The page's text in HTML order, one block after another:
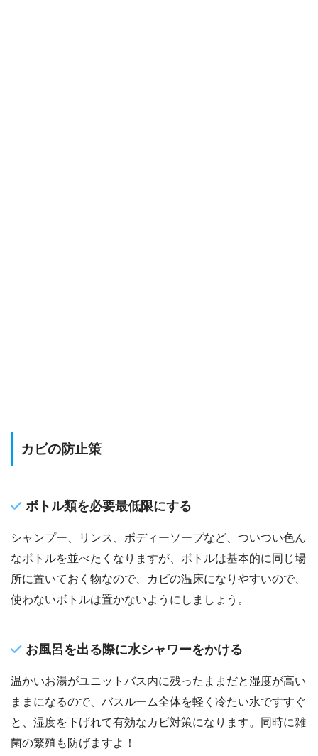
カビの防止策
ボトル類を必要最低限にする
シャンプー、リンス、ボディーソープなど、ついつい色ん
なボトルを並べたくなりますが、ボトルは基本的に同じ場
所に置いておく物なので、カビの温床になりやすいので、
使わないボトルは置かないようにしましょう。
お風呂を出る際に水シャワーをかける
温かいお湯がユニットバス内に残ったままだと湿度が高い
ままになるので、バスルーム全体を軽く冷たい水ですすぐ
と、湿度を下げれて有効なカビ対策になります。同時に雑
菌の繁殖も防げますよ！